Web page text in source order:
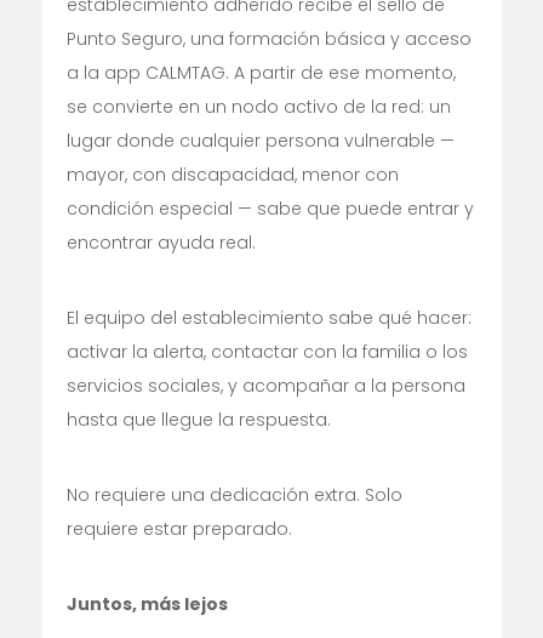
establecimiento adherido recibe el sello de
Punto Seguro, una formación básica y acceso
a la app CALMTAG. A partir de ese momento,
se convierte en un nodo activo de la red: un
lugar donde cualquier persona vulnerable —
mayor, con discapacidad, menor con
condición especial — sabe que puede entrar y
encontrar ayuda real.
El equipo del establecimiento sabe qué hacer:
activar la alerta, contactar con la familia o los
servicios sociales, y acompañar a la persona
hasta que llegue la respuesta.
No requiere una dedicación extra. Solo
requiere estar preparado.
Juntos, más lejos